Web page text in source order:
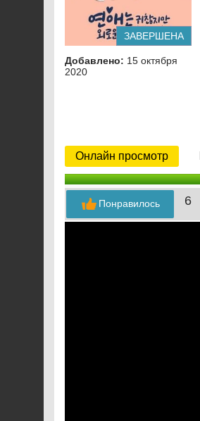
ЗАВЕРШЕНА
Добавлено: 15 октября
2020
Онлайн просмотр
6
Понравилось